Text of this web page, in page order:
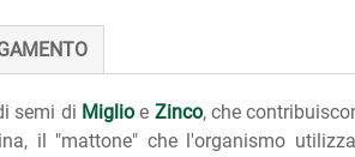
semi di Miglio e Zinco, che
il "mattone" che l'organismo